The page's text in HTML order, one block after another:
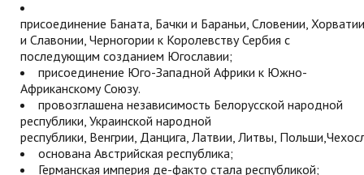
присоединение Баната, Бачки и Бараньи, Словении, Хорватии
и Славонии, Черногории к Королевству Сербия с
последующим созданием Югославии;
присоединение Юго-Западной Африки к Южно-
Африканскому Союзу.
провозглашена независимость Белорусской народной
республики, Украинской народной
республики, Венгрии, Данцига, Латвии, Литвы,
основана Австрийская республика;
Германская империя де-факто стала республикой;